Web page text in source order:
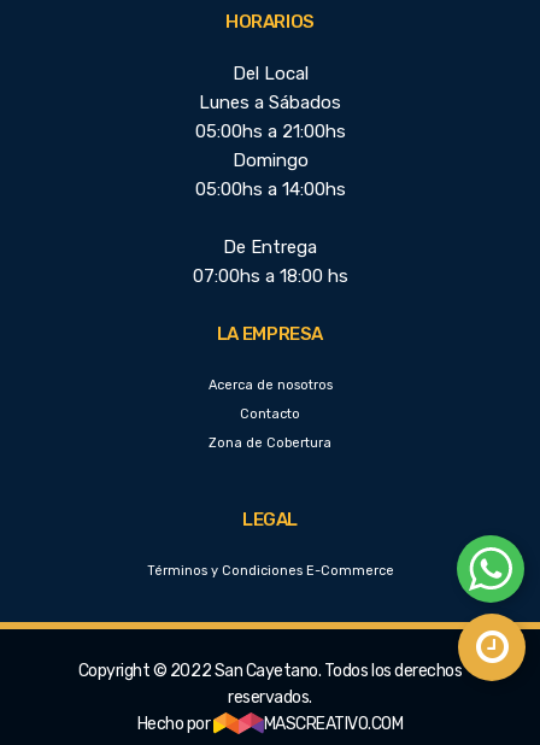
HORARIOS
Del Local
Lunes a Sábados
05:00hs a 21:00hs
Domingo
05:00hs a 14:00hs
De Entrega
07:00hs a 18:00 hs
LA EMPRESA
Acerca de nosotros
Contacto
Zona de Cobertura
LEGAL
Términos y Condiciones E-Commerce
Copyright © 2022 San Cayetano. Todos los derechos
reservados.
Hecho por
MASCREATIVO.COM